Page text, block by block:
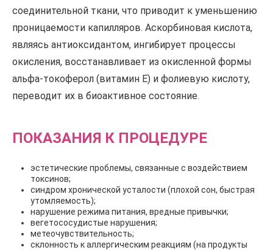
соединительной ткани, что приводит к уменьшению
проницаемости капилляров. Аскорбиновая кислота,
являясь антиоксидантом, ингибирует процессы
окисления, восстанавливает из окисленной формы
альфа-токоферол (витамин Е) и фолиевую кислоту,
переводит их в биоактивное состояние.
ПОКАЗАНИЯ К ПРОЦЕДУРЕ
эстетические проблемы, связанные с воздействием
токсинов;
синдром хронической усталости (плохой сон, быстрая
утомляемость);
нарушение режима питания, вредные привычки;
вегетососудистые нарушения;
метеочувствительность;
склонность к аллергическим реакциям (на продукты